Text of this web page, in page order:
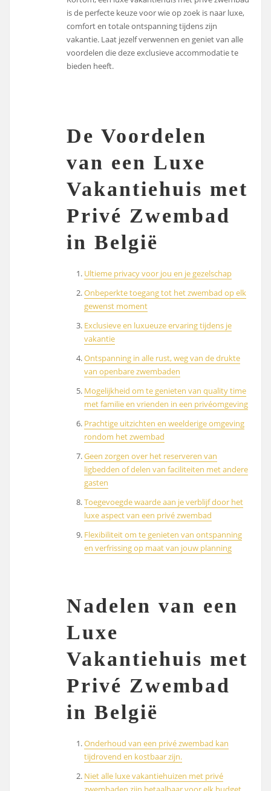
is de perfecte keuze voor wie op zoek is naar luxe,
comfort en totale ontspanning tijdens zijn
vakantie. Laat jezelf verwennen en geniet van alle
voordelen die deze exclusieve accommodatie te
bieden heeft.
De Voordelen
van een Luxe
Vakantiehuis met
Privé Zwembad
in België
Ultieme privacy voor jou en je gezelschap
Onbeperkte toegang tot het zwembad op elk
gewenst moment
Exclusieve en luxueuze ervaring tijdens je
vakantie
Ontspanning in alle rust, weg van de drukte
van openbare zwembaden
Mogelijkheid om te genieten van quality time
met familie en vrienden in een privéomgeving
Prachtige uitzichten en weelderige omgeving
rondom het zwembad
Geen zorgen over het reserveren van
ligbedden of delen van faciliteiten met andere
gasten
Toegevoegde waarde aan je verblijf door het
luxe aspect van een privé zwembad
Flexibiliteit om te genieten van ontspanning
en verfrissing op maat van jouw planning
Nadelen van een
Luxe
Vakantiehuis met
Privé Zwembad
in België
Onderhoud van een privé zwembad kan
tijdrovend en kostbaar zijn.
Niet alle luxe vakantiehuizen met privé